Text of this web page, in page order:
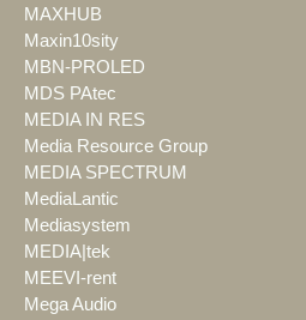
MAXHUB
Maxin10sity
MBN-PROLED
MDS PAtec
MEDIA IN RES
Media Resource Group
MEDIA SPECTRUM
MediaLantic
Mediasystem
MEDIA|tek
MEEVI-rent
Mega Audio